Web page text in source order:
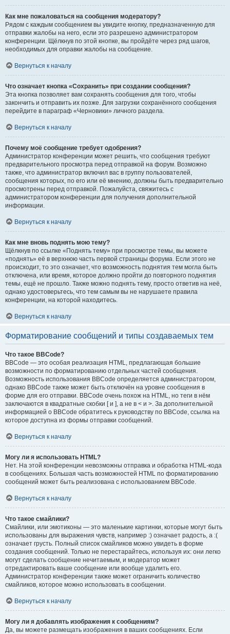
Как мне пожаловаться на сообщения модератору?
Рядом с каждым сообщением вы увидите кнопку, предназначенную для
отправки жалобы на него, если это разрешено администратором
конференции. Щёлкнув по этой кнопке, вы пройдёте через ряд шагов,
необходимых для оправки жалобы на сообщение.
Вернуться к началу
Что означает кнопка «Сохранить» при создании сообщения?
Эта кнопка позволяет вам сохранять сообщения для того, чтобы
закончить и отправить их позже. Для загрузки сохранённого сообщения
перейдите в параграф «Черновики» личного раздела.
Вернуться к началу
Почему моё сообщение требует одобрения?
Администратор конференции может решить, что сообщения требуют
предварительного просмотра перед отправкой на форум. Возможно
также, что администратор включил вас в группу пользователей,
сообщения которых, по его или её мнению, должны быть предварительно
просмотрены перед отправкой. Пожалуйста, свяжитесь с
администратором конференции для получения дополнительной
информации.
Вернуться к началу
Как мне вновь поднять мою тему?
Щёлкнув по ссылке «Поднять тему» при просмотре темы, вы можете
«поднять» её в верхнюю часть первой страницы форума. Если этого не
происходит, то это означает, что возможность поднятия тем могла быть
отключена, или время, которое должно пройти до повторного поднятия
темы, ещё не прошло. Также можно поднять тему, просто ответив на неё,
однако удостоверьтесь, что тем самым вы не нарушаете правила
конференции, на которой находитесь.
Вернуться к началу
Форматирование сообщений и типы создаваемых тем
Что такое BBCode?
BBCode — это особая реализация HTML, предлагающая большие
возможности по форматированию отдельных частей сообщения.
Возможность использования BBCode определяется администратором,
однако BBCode также может быть отключён на уровне сообщения в
форме для его отправки. BBCode очень похож на HTML, но теги в нём
заключаются в квадратные скобки [ и ], а не в < и >. За дополнительной
информацией о BBCode обратитесь к руководству по BBCode, ссылка на
которое доступна из формы отправки сообщений.
Вернуться к началу
Могу ли я использовать HTML?
Нет. На этой конференции невозможны отправка и обработка HTML-кода
в сообщениях. Большая часть возможностей HTML по форматированию
сообщений может быть реализована с использованием BBCode.
Вернуться к началу
Что такое смайлики?
Смайлики, или эмотиконы — это маленькие картинки, которые могут быть
использованы для выражения чувств, например :) означает радость, а :(
означает грусть. Полный список смайликов можно увидеть в форме
создания сообщений. Только не перестарайтесь, используя их: они легко
могут сделать сообщение нечитаемым, и модератор может
отредактировать ваше сообщение или вообще удалить его.
Администратор конференции также может ограничить количество
смайликов, которое можно использовать в сообщении.
Вернуться к началу
Могу ли я добавлять изображения к сообщениям?
Да, вы можете размещать изображения в ваших сообщениях. Если